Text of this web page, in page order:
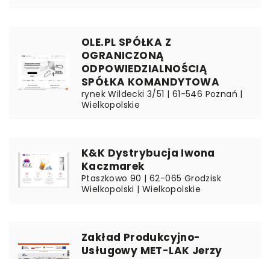
OLE.PL SPÓŁKA Z
OGRANICZONĄ
ODPOWIEDZIALNOŚCIĄ
SPÓŁKA KOMANDYTOWA
rynek Wildecki 3/51 | 61-546 Poznań |
Wielkopolskie
K&K Dystrybucja Iwona
Kaczmarek
Ptaszkowo 90 | 62-065 Grodzisk
Wielkopolski | Wielkopolskie
Zakład Produkcyjno-
Usługowy MET-LAK Jerzy